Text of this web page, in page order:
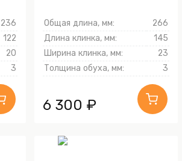
236
122
20
3
Общая длина, мм:
266
Длина клинка, мм:
145
Ширина клинка, мм:
23
Толщина обуха, мм:
3
6 300 ₽